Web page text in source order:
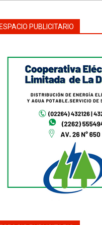
ESPACIO PUBLICITARIO